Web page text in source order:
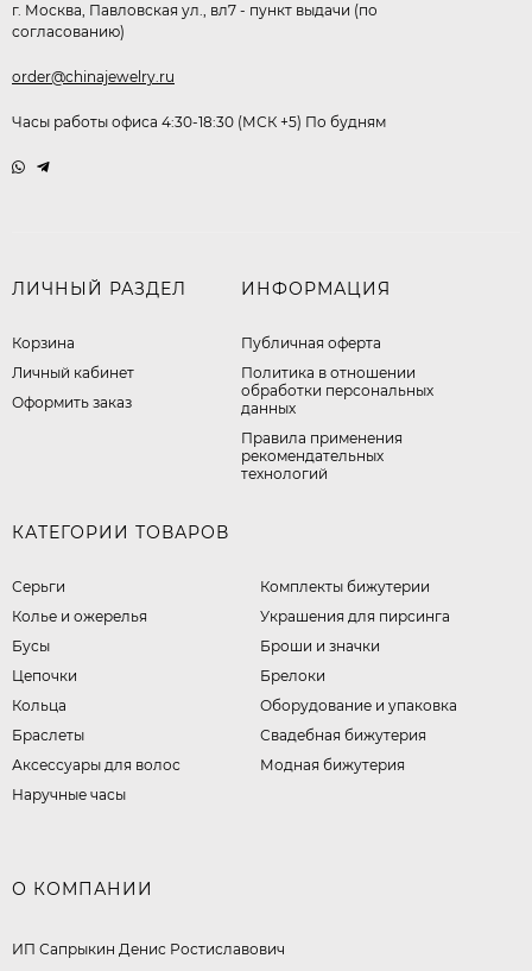
г. Москва, Павловская ул., вл7 - пункт выдачи (по
согласованию)
order@chinajewelry.ru
Часы работы офиса 4:30-18:30 (МСК +5) По будням
ЛИЧНЫЙ РАЗДЕЛ
Корзина
Личный кабинет
Оформить заказ
ИНФОРМАЦИЯ
Публичная оферта
​Политика в отношении
обработки персональных
данных
Правила применения
рекомендательных
технологий
КАТЕГОРИИ ТОВАРОВ
Серьги
Колье и ожерелья
Бусы
Цепочки
Кольца
Браслеты
Аксессуары для волос
Наручные часы
Комплекты бижутерии
Украшения для пирсинга
Броши и значки
Брелоки
Оборудование и упаковка
Свадебная бижутерия
Модная бижутерия
О КОМПАНИИ
ИП Сапрыкин Денис Ростиславович